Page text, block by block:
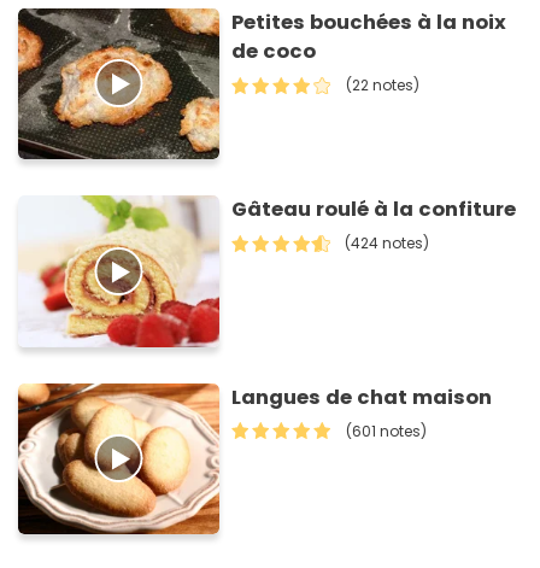
Petites bouchées à la noix
de coco
(22 notes)
Gâteau roulé à la confiture
(424 notes)
Langues de chat maison
(601 notes)